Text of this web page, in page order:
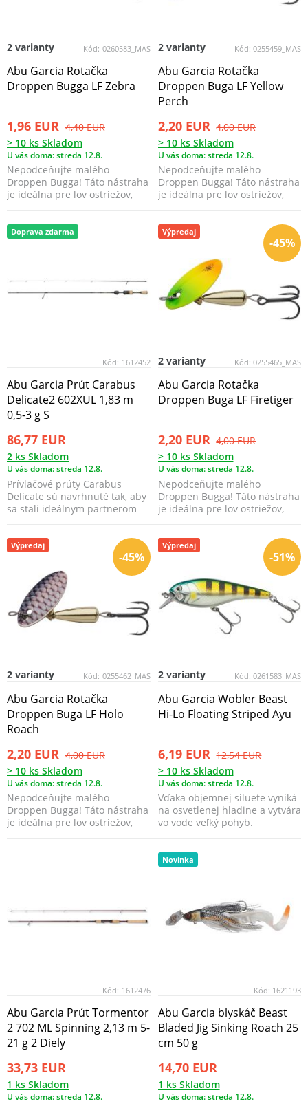
Kód: 0260583_MAS
2 varianty
Abu Garcia Rotačka
Droppen Bugga LF Zebra
1,96 EUR 4,40 EUR
> 10 ks Skladom
U vás doma: streda 12.8.
Nepodceňujte malého
Droppen Bugga! Táto nástraha
je ideálna pre lov ostriežov,
Kód: 0255459_MAS
2 varianty
Abu Garcia Rotačka
Droppen Buga LF Yellow
Perch
2,20 EUR 4,00 EUR
> 10 ks Skladom
U vás doma: streda 12.8.
Nepodceňujte malého
Droppen Bugga! Táto nástraha
je ideálna pre lov ostriežov,
Doprava zdarma
Kód: 1612452
Abu Garcia Prút Carabus
Delicate2 602XUL 1,83 m
0,5-3 g S
86,77 EUR
2 ks Skladom
U vás doma: streda 12.8.
Prívlačové prúty Carabus
Delicate sú navrhnuté tak, aby
sa stali ideálnym partnerom
-45%
Výpredaj
Kód: 0255465_MAS
2 varianty
Abu Garcia Rotačka
Droppen Buga LF Firetiger
2,20 EUR 4,00 EUR
> 10 ks Skladom
U vás doma: streda 12.8.
Nepodceňujte malého
Droppen Bugga! Táto nástraha
je ideálna pre lov ostriežov,
-45%
Výpredaj
Kód: 0255462_MAS
2 varianty
Abu Garcia Rotačka
Droppen Buga LF Holo
Roach
2,20 EUR 4,00 EUR
> 10 ks Skladom
U vás doma: streda 12.8.
Nepodceňujte malého
Droppen Bugga! Táto nástraha
je ideálna pre lov ostriežov,
-51%
Výpredaj
Kód: 0261583_MAS
2 varianty
Abu Garcia Wobler Beast
Hi-Lo Floating Striped Ayu
6,19 EUR 12,54 EUR
> 10 ks Skladom
U vás doma: streda 12.8.
Vďaka objemnej siluete vyniká
na osvetlenej hladine a vytvára
vo vode veľký pohyb.
Kód: 1612476
Abu Garcia Prút Tormentor
2 702 ML Spinning 2,13 m 5-
21 g 2 Diely
33,73 EUR
1 ks Skladom
U vás doma: streda 12.8.
Novinka
Kód: 1621193
Abu Garcia blyskáč Beast
Bladed Jig Sinking Roach 25
cm 50 g
14,70 EUR
1 ks Skladom
U vás doma: streda 12.8.